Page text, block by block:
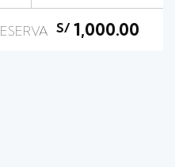
S/1,000.00